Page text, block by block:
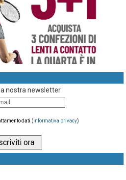
nostra newsletter
dati (informativa privacy)